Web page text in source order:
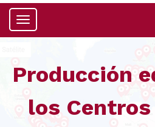
Menú
Producción
los Centros